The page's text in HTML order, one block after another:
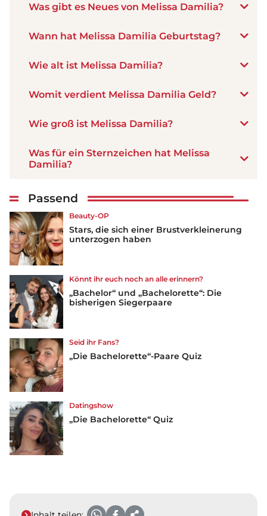
Was gibt es Neues von Melissa Damilia?
Wann hat Melissa Damilia Geburtstag?
Wie alt ist Melissa Damilia?
Womit verdient Melissa Damilia Geld?
Wie groß ist Melissa Damilia?
Was für ein Sternzeichen hat Melissa
Damilia?
Passend
Beauty-OP
Stars, die sich einer Brustverkleinerung
unterzogen haben
Könnt ihr euch noch an alle erinnern?
„Bachelor“ und „Bachelorette“: Die
bisherigen Siegerpaare
Seid ihr Fans?
„Die Bachelorette“-Paare Quiz
Datingshow
„Die Bachelorette“ Quiz